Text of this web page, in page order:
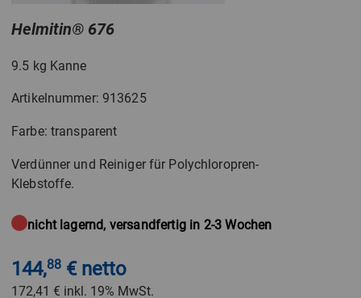
Helmitin® 676
9.5 kg Kanne
Artikelnummer: 913625
Farbe: transparent
Verdünner und Reiniger für Polychloropren-
Klebstoffe.
nicht lagernd, versandfertig in 2-3 Wochen
144,88 € netto
172,41 € inkl. 19% MwSt.